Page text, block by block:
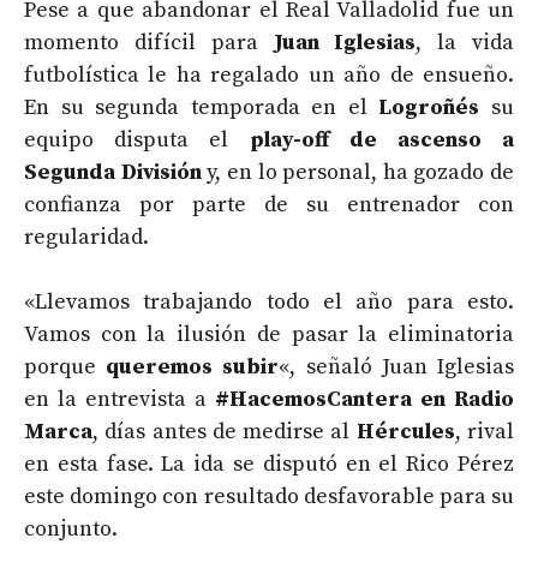
Pese a que abandonar el Real Valladolid fue un
momento difícil para Juan Iglesias, la vida
futbolística le ha regalado un año de ensueño.
En su segunda temporada en el Logroñés su
equipo disputa el play-off de ascenso a
Segunda Divisióny, en lo personal, ha gozado de
confianza por parte de su entrenador con
regularidad.
«Llevamos trabajando todo el año para esto.
Vamos con la ilusión de pasar la eliminatoria
porque queremos subir«, señaló Juan Iglesias
en la entrevista a #HacemosCantera en Radio
Marca, días antes de medirse al Hércules, rival
en esta fase. La ida se disputó en el Rico Pérez
este domingo con resultado desfavorable para su
conjunto.